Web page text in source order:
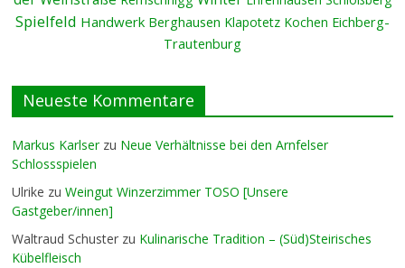
Spielfeld Handwerk Berghausen Klapotetz Kochen Eichberg-
Trautenburg
Neueste Kommentare
Markus Karlserzu Neue Verhältnisse bei den Arnfelser
Schlossspielen
Ulrike zuWeingut Winzerzimmer TOSO [Unsere
Gastgeber/innen]
Waltraud Schuster zu Kulinarische Tradition – (Süd)Steirisches
Kübelfleisch